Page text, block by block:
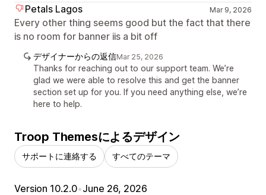
Petals Lagos
Mar 9, 2026
Every other thing seems good but the fact that there
is no room for banner iis a bit off
デザイナーからの返信Mar 25, 2026
Thanks for reaching out to our support team. We’re
glad we were able to resolve this and get the banner
section set up for you. If you need anything else, we’re
here to help.
Troop Themesによるデザイン
サポートに連絡する すべてのテーマ
Version 10.2.0•June 26, 2026